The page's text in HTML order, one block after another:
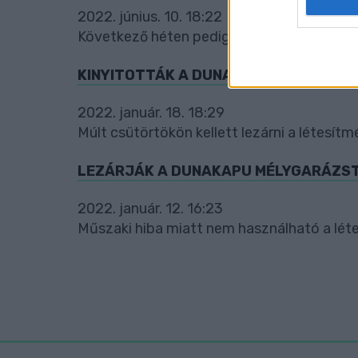
web or
I want
2022. június. 10. 18:22
Következő héten pedig a piac költözik
KINYITOTTÁK A DUNAKAPU TÉRI
2022. január. 18. 18:29
Múlt csütörtökön kellett lezárni a
LEZÁRJÁK A DUNAKAPU
2022. január. 12. 16:23
Műszaki hiba miatt nem használható a